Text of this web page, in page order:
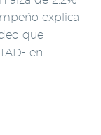
explica
que
en